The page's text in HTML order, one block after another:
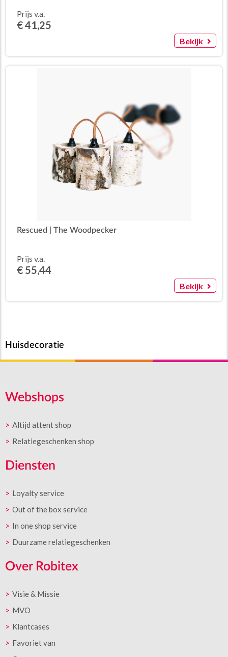
Prijs v.a.
€ 41,25
Bekijk
Rescued | The Woodpecker
Prijs v.a.
€ 55,44
Bekijk
Huisdecoratie
Webshops
Altijd attent shop
Relatiegeschenken shop
Diensten
Loyalty service
Out of the box service
In one shop service
Duurzame relatiegeschenken
Over Robitex
Visie & Missie
MVO
Klantcases
Favoriet van